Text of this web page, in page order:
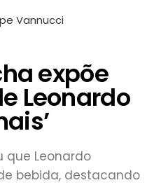
Vannucci
expõe
Leonardo
que Leonardo
bebida, destacando